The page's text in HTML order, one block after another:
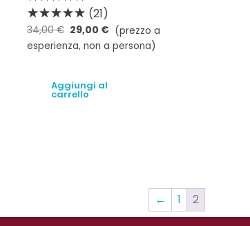
(21)
34,00€ 29,00 € (prezzo a
esperienza, non a persona)
Aggiungi al
carrello
← 1 2